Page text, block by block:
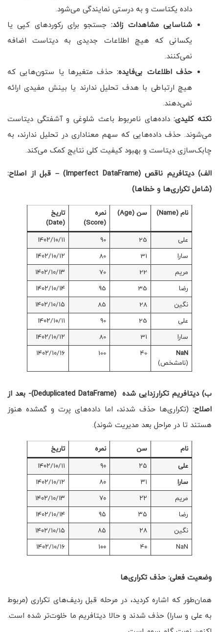
داده یکتاست و به درستی نمایندگی می‌شود.
شناسایی مشاهدات زائد: جستجو برای رکوردهای کپی یا
یکسانی که هیچ اطلاعات جدیدی به دیتاست اضافه
نمی‌کنند.
حذف اطلاعات بی‌فایده: حذف متغیرها یا ستون‌هایی که
هیچ ارتباطی با هدف تحلیل ندارند یا بینش مفیدی ارائه
نمی‌دهند.
نکته کلیدی:داده‌های نامربوط باعث شلوغی و آشفتگی دیتاست
می‌شوند. حذف داده‌هایی که سهم معناداری در تحلیل ندارند، به
چابک‌سازی دیتاست و بهبود کیفیت کلی نتایج کمک می‌کند.
الف) دیتافریم ناقص (Imperfect DataFrame) – قبل از اصلاح:
(شامل تکراری‌ها و خطاها)
نام (Name) سن (Age)
نمره
(Score)
تاریخ
(Date)
علی
25
90
۱۴۰۲/۱۰/۱۱
سارا
31
80
۱۴۰۲/۱۰/۱۲
مریم
22
70
۱۴۰۲/۱۰/۱۳
رضا
35
95
۱۴۰۲/۱۰/۱۴
نگین
28
85
۱۴۰۲/۱۰/۱۵
علی
25
90
۱۴۰۲/۱۰/۱۱
سارا
31
80
۱۴۰۲/۱۰/۱۲
NaN
(نامشخص)
40
100 ۱۴۰۲/۱۰/۱۶
ب) دیتافریم تکرارزدایی شده (Deduplicated DataFrame)- بعد از
اصلاح: (تکراری‌ها حذف شدند، اما داده‌های پرت و گمشده هنوز
هستند تا در مراحل بعد مدیریت شوند).
نام سن نمره
تاریخ
علی
۲۵ ۹۰
۱۴۰۲/۱۰/۱۱
سارا
۳۱ ۸۰
۱۴۰۲/۱۰/۱۲
مریم
۲۲ ۷۰
۱۴۰۲/۱۰/۱۳
رضا
۳۵ ۹۵
۱۴۰۲/۱۰/۱۴
نگین
۲۸ ۸۵
۱۴۰۲/۱۰/۱۵
NaN
۴۰ ۱۰۰ ۱۴۰۲/۱۰/۱۶
وضعیت فعلی: حذف تکراری‌ها
همان‌طور که اشاره کردید، در مرحله قبل ردیف‌های تکراری (مربوط
به علی و سارا) حذف شدند و حالا دیتافریم ما خلوت‌تر شده است.